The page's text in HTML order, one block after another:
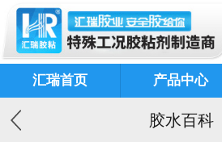
汇瑞首页 产品中心
胶水百科